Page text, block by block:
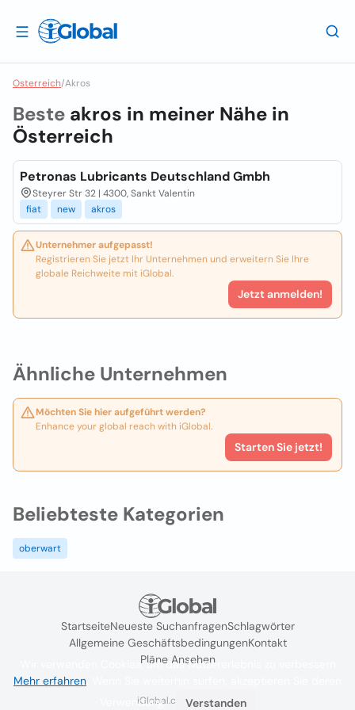
Osterreich/Akros
Ähnliche Unternehmen
Möchten Sie hier aufgeführt werden?
Enhance your global reach with iGlobal.
Starten Sie jetzt!
Beste akros in meiner Nähe in
Österreich
Petronas Lubricants Deutschland Gmbh
Steyrer Str 32 | 4300, Sankt Valentin
fiat
new akros
Unternehmer aufgepasst!
Registrieren Sie jetzt Ihr Unternehmen und erweitern Sie Ihre
globale Reichweite mit iGlobal.
Jetzt anmelden!
Beliebteste Kategorien
oberwart
StartseiteNeueste SuchanfragenSchlagwörter
Allgemeine GeschäftsbedingungenKontakt
Pläne Ansehen
iGlobal.co @ 2024
Wir verwenden Cookies, um das Nutzererlebnis zu verbessern
Mehr erfahren
Verwendung.
Verstanden